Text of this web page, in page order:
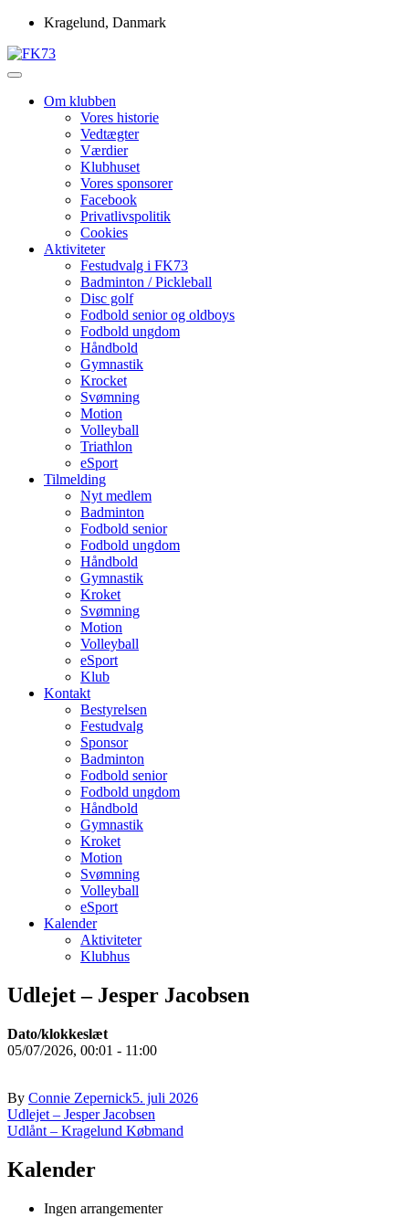
Skip
content
Kragelund, Danmark
FK73
Om klubben
Vores historie
Vedtægter
Værdier
Klubhuset
Vores sponsorer
Facebook
Privatlivspolitik
Cookies
Aktiviteter
Festudvalg i FK73
Badminton / Pickleball
Disc golf
Fodbold senior og oldboys
Fodbold ungdom
Håndbold
Gymnastik
Krocket
Svømning
Motion
Volleyball
Triathlon
eSport
Tilmelding
Nyt medlem
Badminton
Fodbold senior
Fodbold ungdom
Håndbold
Gymnastik
Kroket
Svømning
Motion
Volleyball
eSport
Klub
Kontakt
Bestyrelsen
Festudvalg
Sponsor
Badminton
Fodbold senior
Fodbold ungdom
Håndbold
Gymnastik
Kroket
Motion
Svømning
Volleyball
eSport
Kalender
Aktiviteter
Klubhus
Udlejet – Jesper Jacobsen
Dato/klokkeslæt
05/07/2026, 00:01 - 11:00
By Connie Zepernick5. juli 2026
Indlægsnavigation
Udlejet – Jesper Jacobsen
Udlånt – Kragelund Købmand
Kalender
Ingen arrangementer